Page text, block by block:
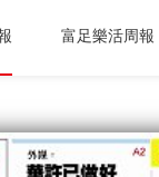
富足樂活周報